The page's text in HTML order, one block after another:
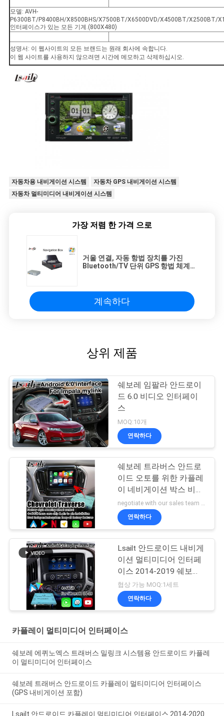
모델: AVH-
P6300BT/P8400BH/X8500BHS/X7500BT/X6500DVD/X4500BT/X2500BT/
인터페이스가 있는 모든 기계.(800X480)
성명서: 이 웹사이트의 모든 브랜드는 원래 회사에 속합니다.
이 웹 사이트를 사용하지 않으려면 시간에 메모하고 삭제하십시오.
자동차용 내비게이션 시스템
자동차 GPS 내비게이션 시스템
자동차 멀티미디어 내비게이션 시스템
가장 저렴 한 가격 으로
거울 연결, 자동 항법 장치를 가진
Bluetooth/TV 단위 GPS 항법 체계
계속하다
상위 제품
쉐보레 임팔라 안드로이
드 6.0 비디오 인터페이
스
MOQ:10개
연락하다
쉐보레 트라버스 안드로
이드 오토를 위한 카플레
이 네비게이션 박스 비디
오 인터페이스
negotiate with our sales team MOQ:10개
연락하다
Lsailt 안드로이드 내비게
이션 멀티미디어 인터페
이스 2014-2019 쉐보레
실버라도 1500 2500
3500 마일링크 시스템
협상 가능 MOQ:1세트
연락하다
카플레이 멀티미디어 인터페이스
쉐보레 에퀴노엑스 트래버스 밀링크 시스템용 안드로이드 카플레
이 멀티미디어 인터페이스
쉐보레 트래버스 안드로이드 카플레이 멀티미디어 인터페이스
(GPS 내비게이션 포함)
Lsailt 안드로이드 카플레이 멀티미디어 인터페이스 2014-2020